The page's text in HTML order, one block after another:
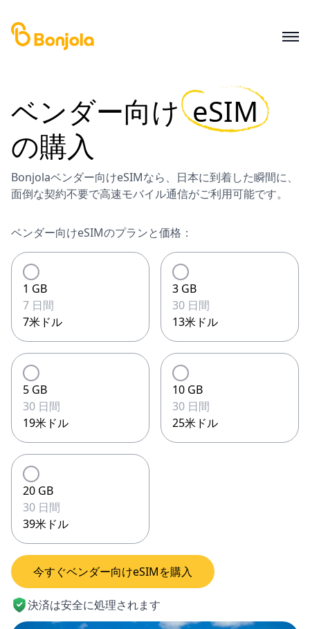
ベンダー向け eSIM
の購入
Bonjolaベンダー向けeSIMなら、日本に到着した瞬間に、
面倒な契約不要で高速モバイル通信がご利用可能です。
ベンダー向けeSIMのプランと価格：
1 GB
7 日間
7米ドル
3 GB
30 日間
13米ドル
5 GB
30 日間
19米ドル
10 GB
30 日間
25米ドル
20 GB
30 日間
39米ドル
今すぐベンダー向けeSIMを購入
決済は安全に処理されます